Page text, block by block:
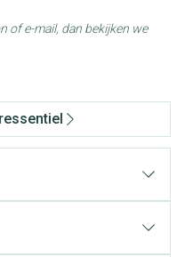
of e-mail, dan bekijken we